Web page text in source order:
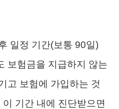
일정 기간(보통 90일)
보험금을 지급하지 않는
고 보험에 가입하는 것
기간 내에 진단받으면